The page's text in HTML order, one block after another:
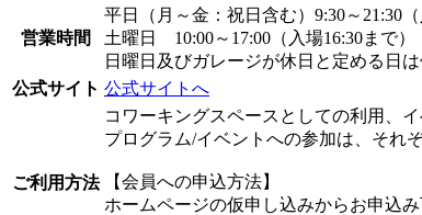
営業時間
平日（月～金：祝日含む）9:30～21:30（
土曜日 10:00～17:00（入場16:30まで）
日曜日及びガレージが休日と定める日
公式サイト 公式サイトへ
ご利用方法
コワーキングスペースとしての利用、
プログラム/イベントへの参加は、それ
【会員への申込方法】
ホームページの仮申し込みからお申込み